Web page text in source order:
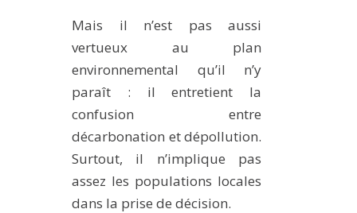
Mais il n’est pas aussi
vertueux au plan
environnemental qu’il n’y
paraît : il entretient la
confusion entre
décarbonation et dépollution.
Surtout, il n’implique pas
assez les populations locales
dans la prise de décision.